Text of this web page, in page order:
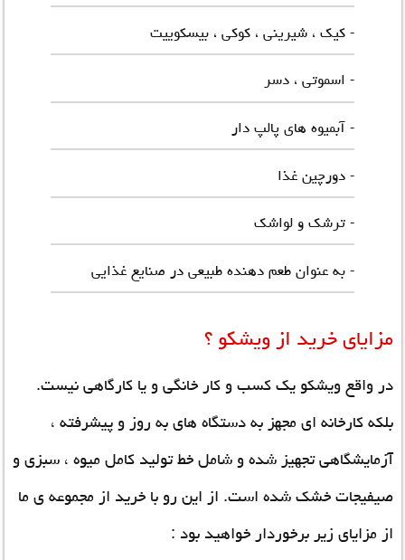
- کیک ، شیرینی ، کوکی ، بیسکوییت
- اسموتی ، دسر
- آبمیوه های پالپ دار
- دورچین غذا
- ترشک و لواشک
- به عنوان طعم دهنده طبیعی در صنایع غذایی
مزایای خرید از ویشکو ؟
در واقع ویشکو یک کسب و کار خانگی و یا کارگاهی نیست.
بلکه کارخانه ای مجهز به دستگاه های به روز و پیشرفته ،
آزمایشگاهی تجهیز شده و شامل خط تولید کامل میوه ، سبزی و
صیفیجات خشک شده است. از این رو با خرید از مجموعه ی ما
از مزایای زیر برخوردار خواهید بود :